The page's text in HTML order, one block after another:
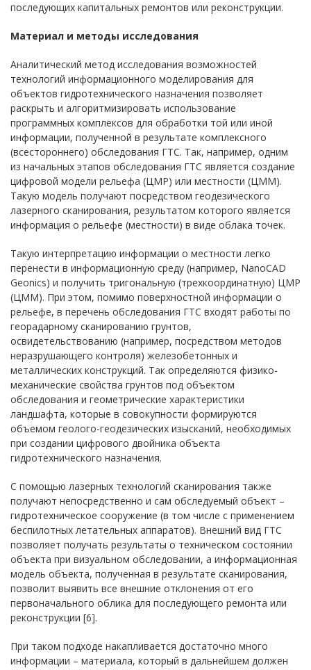
последующих капитальных ремонтов или реконструкции.
Материал и методы исследования
Аналитический метод исследования возможностей
технологий информационного моделирования для
объектов гидротехнического назначения позволяет
раскрыть и алгоритмизировать использование
программных комплексов для обработки той или иной
информации, полученной в результате комплексного
(всестороннего) обследования ГТС. Так, например, одним
из начальных этапов обследования ГТС является создание
цифровой модели рельефа (ЦМР) или местности (ЦММ).
Такую модель получают посредством геодезического
лазерного сканирования, результатом которого является
информация о рельефе (местности) в виде облака точек.
Такую интерпретацию информации о местности легко
перенести в информационную среду (например, NanoCAD
Geonics) и получить тригональную (трехкоординатную) ЦМР
(ЦММ). При этом, помимо поверхностной информации о
рельефе, в перечень обследования ГТС входят работы по
георадарному сканированию грунтов,
освидетельствованию (например, посредством методов
неразрушающего контроля) железобетонных и
металлических конструкций. Так определяются физико-
механические свойства грунтов под объектом
обследования и геометрические характеристики
ландшафта, которые в совокупности формируются
объемом геолого-геодезических изысканий, необходимых
при создании цифрового двойника объекта
гидротехнического назначения.
С помощью лазерных технологий сканирования также
получают непосредственно и сам обследуемый объект –
гидротехническое сооружение (в том числе с применением
беспилотных летательных аппаратов). Внешний вид ГТС
позволяет получать результаты о техническом состоянии
объекта при визуальном обследовании, а информационная
модель объекта, полученная в результате сканирования,
позволит выявить все внешние отклонения от его
первоначального облика для последующего ремонта или
реконструкции [6].
При таком подходе накапливается достаточно много
информации – материала, который в дальнейшем должен